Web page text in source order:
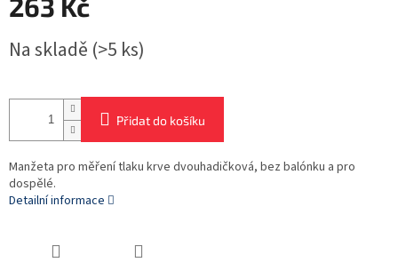
263 Kč
cena:
Na skladě (>5 ks)
Přidat do košíku
Manžeta pro měření tlaku krve dvouhadičková, bez balónku a pro
dospělé.
Detailní informace